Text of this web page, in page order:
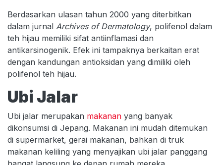
Berdasarkan ulasan tahun 2000 yang diterbitkan
dalam jurnal Archives of Dermatology, polifenol dalam
teh hijau memiliki sifat antiinflamasi dan
antikarsinogenik. Efek ini tampaknya berkaitan erat
dengan kandungan antioksidan yang dimiliki oleh
polifenol teh hijau.
Ubi Jalar
Ubi jalar merupakan makanan yang banyak
dikonsumsi di Jepang. Makanan ini mudah ditemukan
di supermarket, gerai makanan, bahkan di truk
makanan keliling yang menyajikan ubi jalar panggang